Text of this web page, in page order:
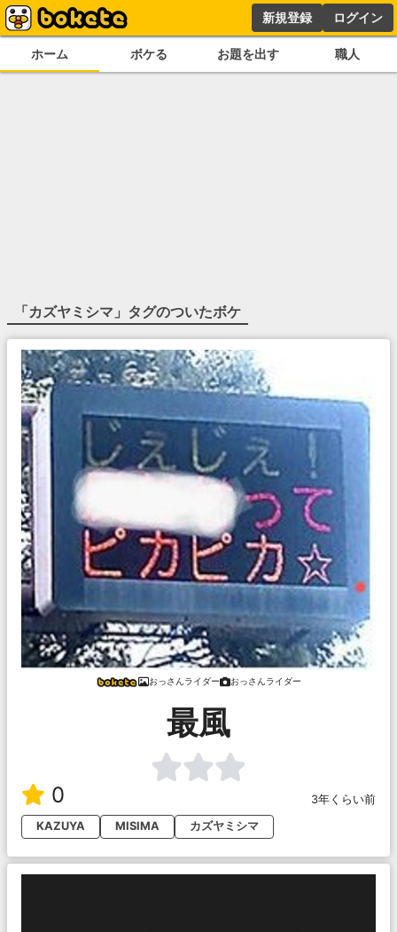
新規登録 ログイン
ホーム ボケる お題を出す 職人
「カズヤミシマ 」タグのついたボケ
おっさんライダー おっさんライダー
最風
0
3年くらい前
KAZUYA
MISIMA カズヤミシマ